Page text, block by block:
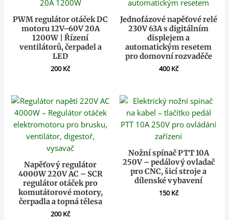
PWM regulátor otáček DC
motoru 12V–60V 20A
1200W | Řízení
ventilátorů, čerpadel a
LED
200Kč
Jednofázové napěťové relé
230V 63A s digitálním
displejem a
automatickým resetem
pro domovní rozvaděče
400Kč
Napěťový regulátor
4000W 220V AC – SCR
regulátor otáček pro
komutátorové motory,
čerpadla a topná tělesa
200Kč
Nožní spínač PTT 10A
250V – pedálový ovladač
pro CNC, šicí stroje a
dílenské vybavení
150Kč